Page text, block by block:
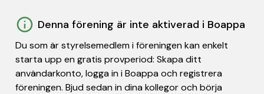
Denna förening är inte aktiverad i Boappa
Du som är styrelsemedlem i föreningen kan enkelt
starta upp en gratis provperiod: Skapa ditt
användarkonto, logga in i Boappa och registrera
föreningen. Bjud sedan in dina kollegor och börja